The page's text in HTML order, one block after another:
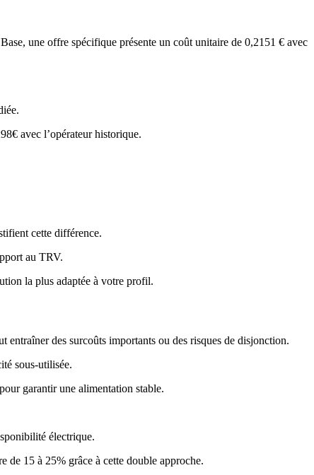
une offre spécifique présente un coût unitaire de 0,2151 € avec
avec l’opérateur historique.
cette différence.
au TRV.
la plus adaptée à votre profil.
entraîner des surcoûts importants ou des risques de disjonction.
sous-utilisée.
garantir une alimentation stable.
électrique.
de 15 à 25% grâce à cette double approche.